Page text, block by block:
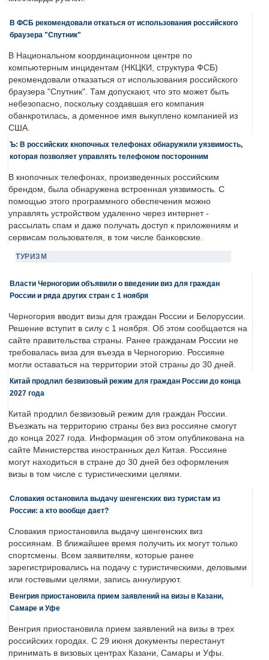
В ФСБ рекомендовали откаться от использования российского
браузера "Спутник"
В Национальном координационном центре по
компьютерным инцидентам (НКЦКИ, структура ФСБ)
рекомендовали отказаться от использования российского
браузера "Спутник". Там допускают, что это может быть
небезопасно, поскольку создавшая его компания
обанкротилась, а доменное имя выкуплено компанией из
США.
Ъ: В российских кнопочных телефонах обнаружили уязвимость,
которая позволяет управлять телефоном посторонним
В кнопочных телефонах, произведенных российским
брендом, была обнаружена встроенная уязвимость. С
помощью этого программного обеспечения можно
управлять устройством удаленно через интернет -
рассылать спам и даже получать доступ к приложениям и
сервисам пользователя, в том числе банковские.
ТУРИЗМ
Власти Черногории объявили о введении виз для граждан
России и ряда других стран с 1 ноября
Черногория вводит визы для граждан России и Белоруссии.
Решение вступит в силу с 1 ноября. Об этом сообщается на
сайте правительства страны. Ранее гражданам России не
требовалась виза для въезда в Черногорию. Россияне
могли оставаться на территории этой страны до 30 дней.
Китай продлил безвизовый режим для граждан России до конца
2027 года
Китай продлил безвизовый режим для граждан России.
Въезжать на территорию страны без виз россияне смогут
до конца 2027 года. Информация об этом опубликована на
сайте Министерства иностранных дел Китая. Россияне
могут находиться в стране до 30 дней без оформления
визы в том числе с туристическими целями.
Словакия остановила выдачу шенгенских виз туристам из
России: а кто вообще дает?
Словакия приостановила выдачу шенгенских виз
россиянам. В ближайшее время получить их могут только
спортсмены. Всем заявителям, которые ранее
зарегистрировались на подачу с туристическими, деловыми
или гостевыми целями, запись аннулируют.
Венгрия приостановила прием заявлений на визы в Казани,
Самаре и Уфе
Венгрия приостановила прием заявлений на визы в трех
российских городах. С 29 июня документы перестанут
принимать в визовых центрах Казани, Самары и Уфы.